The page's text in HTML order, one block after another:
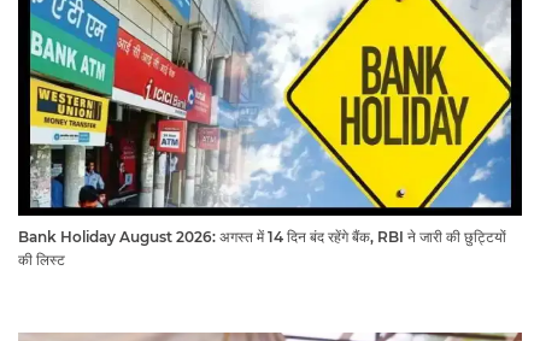
Bank Holiday August 2026: अगस्त में 14 दिन बंद रहेंगे बैंक, RBI ने जारी की छुट्टियों
की लिस्ट​​​​​​​